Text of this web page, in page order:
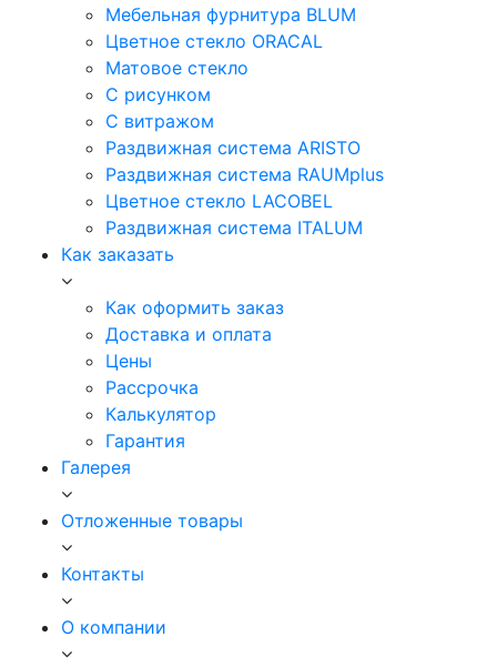
Мебельная фурнитура BLUM
Цветное стекло ORACAL
Матовое стекло
C рисунком
C витражом
Раздвижная система ARISTO
Раздвижная система RAUMplus
Цветное стекло LACOBEL
Раздвижная система ITALUM
Как заказать
Как оформить заказ
Доставка и оплата
Цены
Рассрочка
Калькулятор
Гарантия
Галерея
Отложенные товары
Контакты
О компании